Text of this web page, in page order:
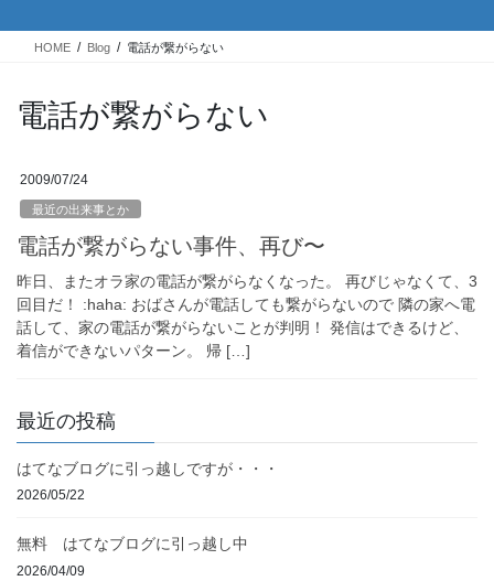
HOME Blog 電話が繋がらない
電話が繋がらない
2009/07/24
最近の出来事とか
電話が繋がらない事件、再び〜
昨日、またオラ家の電話が繋がらなくなった。 再びじゃなくて、3
回目だ！ :haha: おばさんが電話しても繋がらないので 隣の家へ電
話して、家の電話が繋がらないことが判明！ 発信はできるけど、
着信ができないパターン。 帰 […]
最近の投稿
はてなブログに引っ越しですが・・・
2026/05/22
無料 はてなブログに引っ越し中
2026/04/09